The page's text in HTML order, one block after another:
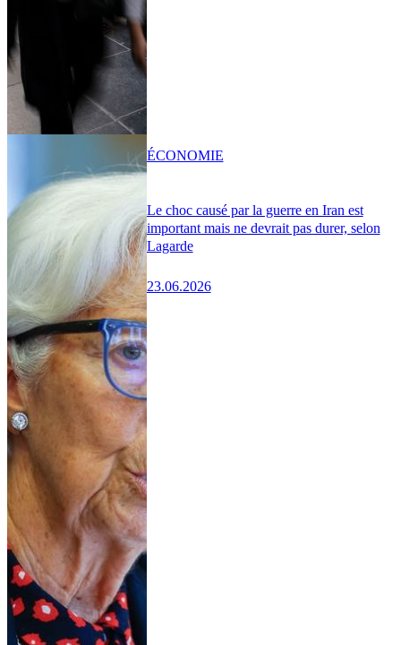
Le choc causé par la guerre en Iran est
important mais ne devrait pas durer, selon
Lagarde
23.06.2026
ÉCONOMIE